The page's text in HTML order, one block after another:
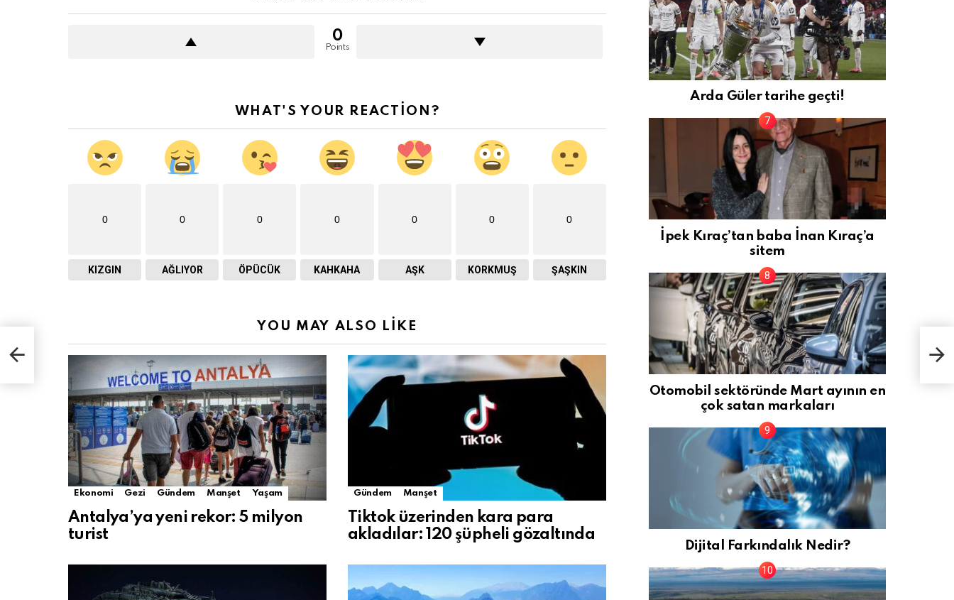
0
Points
WHAT'S YOUR REACTION?
0
KIZGIN
0
AĞLIYOR
0
ÖPÜCÜK
0
KAHKAHA
0
AŞK
0
KORKMUŞ
0
ŞAŞKIN
YOU MAY ALSO LIKE
Ekonomi Gezi Gündem Manşet Yaşam
Antalya’ya yeni rekor: 5 milyon
turist
Gündem Manşet
Tiktok üzerinden kara para
akladılar: 120 şüpheli gözaltında
Ev
Arda Güler tarihe geçti!
İpek Kıraç’tan baba İnan Kıraç’a
sitem
Otomobil sektöründe Mart ayının en
çok satan markaları
Dijital Farkındalık Nedir?